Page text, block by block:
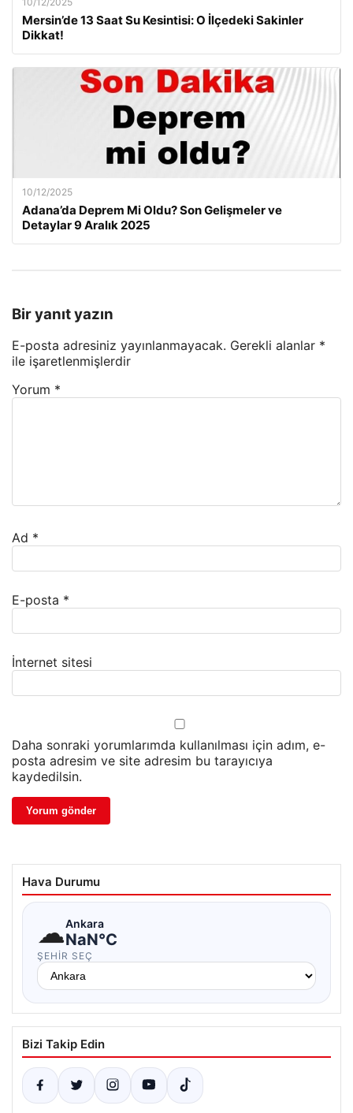
Mersin’de 13 Saat Su Kesintisi: O İlçedeki Sakinler
Dikkat!
10/12/2025
Adana’da Deprem Mi Oldu? Son Gelişmeler ve
Detaylar 9 Aralık 2025
Bir yanıt yazın
E-posta adresiniz yayınlanmayacak. Gerekli alanlar *
ile işaretlenmişlerdir
Yorum *
Ad *
E-posta *
İnternet sitesi
Daha sonraki yorumlarımda kullanılması için adım, e-
posta adresim ve site adresim bu tarayıcıya
kaydedilsin.
Hava Durumu
☁Ankara
NaN°C
ŞEHIR SEÇ
Bizi Takip Edin